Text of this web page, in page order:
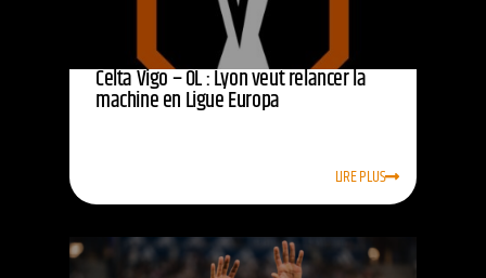
Celta Vigo – OL : Lyon veut relancer la
machine en Ligue Europa
LIRE PLUS